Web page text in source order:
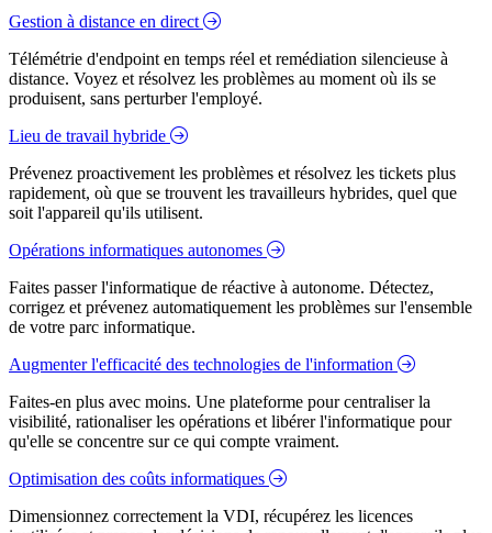
Gestion à distance en direct
Télémétrie d'endpoint en temps réel et remédiation silencieuse à
distance. Voyez et résolvez les problèmes au moment où ils se
produisent, sans perturber l'employé.
Lieu de travail hybride
Prévenez proactivement les problèmes et résolvez les tickets plus
rapidement, où que se trouvent les travailleurs hybrides, quel que
soit l'appareil qu'ils utilisent.
Opérations informatiques autonomes
Faites passer l'informatique de réactive à autonome. Détectez,
corrigez et prévenez automatiquement les problèmes sur l'ensemble
de votre parc informatique.
Augmenter l'efficacité des technologies de l'information
Faites-en plus avec moins. Une plateforme pour centraliser la
visibilité, rationaliser les opérations et libérer l'informatique pour
qu'elle se concentre sur ce qui compte vraiment.
Optimisation des coûts informatiques
Dimensionnez correctement la VDI, récupérez les licences